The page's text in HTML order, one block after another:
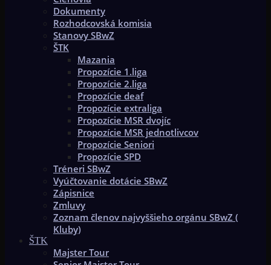
Dokumenty
Rozhodcovská komisia
Stanovy SBwZ
ŠTK
Mazania
Propozície 1.liga
Propozície 2.liga
Propozície deaf
Propozície extraliga
Propozície MSR dvojíc
Propozície MSR jednotlivcov
Propozície Seniori
Propozície SPD
Tréneri SBwZ
Vyúčtovanie dotácie SBwZ
Zápisnice
Zmluvy
Zoznam členov najvyššieho orgánu SBwZ (
Kluby)
ŠTK
Majster Tour